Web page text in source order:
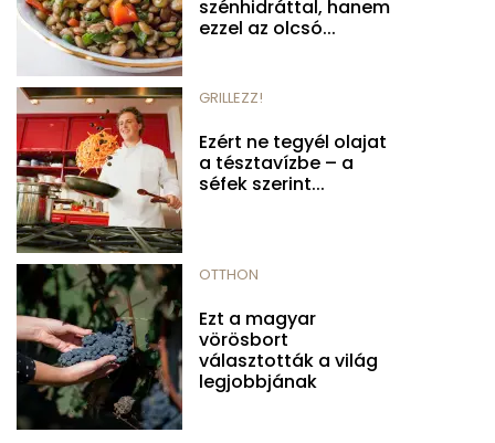
szénhidráttal, hanem
ezzel az olcsó...
GRILLEZZ!
Ezért ne tegyél olajat
a tésztavízbe – a
séfek szerint...
OTTHON
Ezt a magyar
vörösbort
választották a világ
legjobbjának